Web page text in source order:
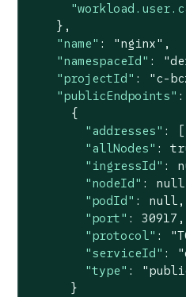
    },
"name" : "nginx" ,
"namespaceId" :
"projectId" : "c-
"publicEndpoints"
      {
"addresses" : [
"allNodes" :
"ingressId" :
"nodeId" : null
"podId" : null,
"port" : 30917 ,
"protocol" :
"serviceId" :
"type" :
      }